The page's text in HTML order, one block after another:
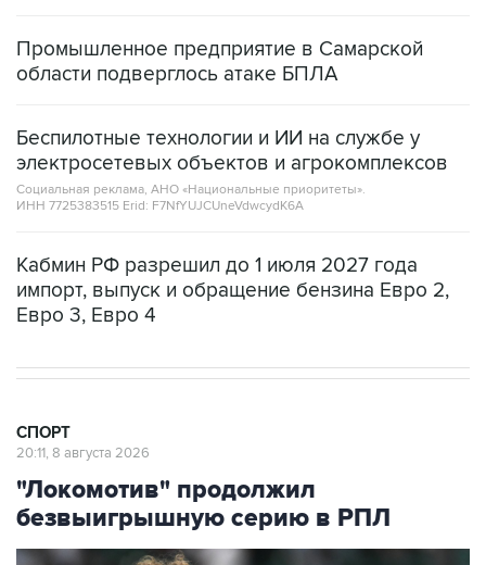
Промышленное предприятие в Самарской
области подверглось атаке БПЛА
Беспилотные технологии и ИИ на службе у
электросетевых объектов и агрокомплексов
Социальная реклама, АНО «Национальные приоритеты».
ИНН 7725383515 Erid: F7NfYUJCUneVdwcydK6A
Кабмин РФ разрешил до 1 июля 2027 года
импорт, выпуск и обращение бензина Евро 2,
Евро 3, Евро 4
СПОРТ
20:11, 8 августа 2026
"Локомотив" продолжил
безвыигрышную серию в РПЛ